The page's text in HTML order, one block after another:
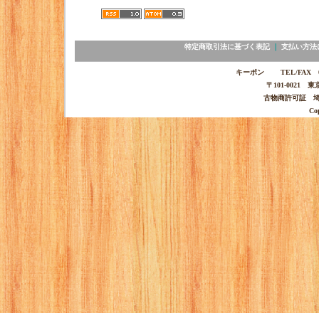
特定商取引法に基づく表記｜ 支払い方法
キーポン TEL/FAX
〒101-0021 東
古物商許可証